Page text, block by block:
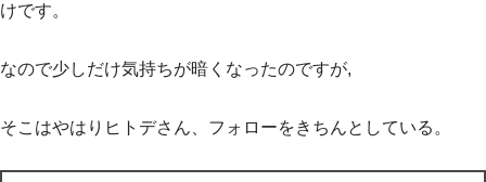
けです。
なので少しだけ気持ちが暗くなったのですが,
そこはやはりヒトデさん、フォローをきちんとしている。